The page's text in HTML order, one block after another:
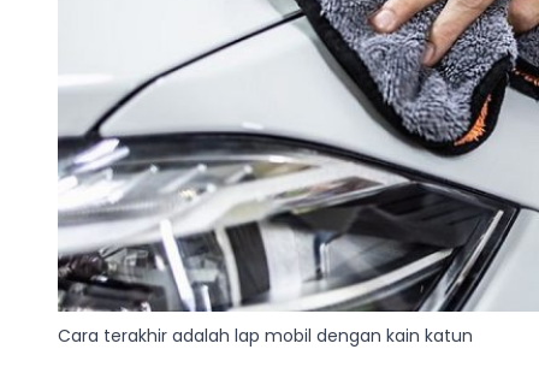
Cara terakhir adalah lap mobil dengan kain katun